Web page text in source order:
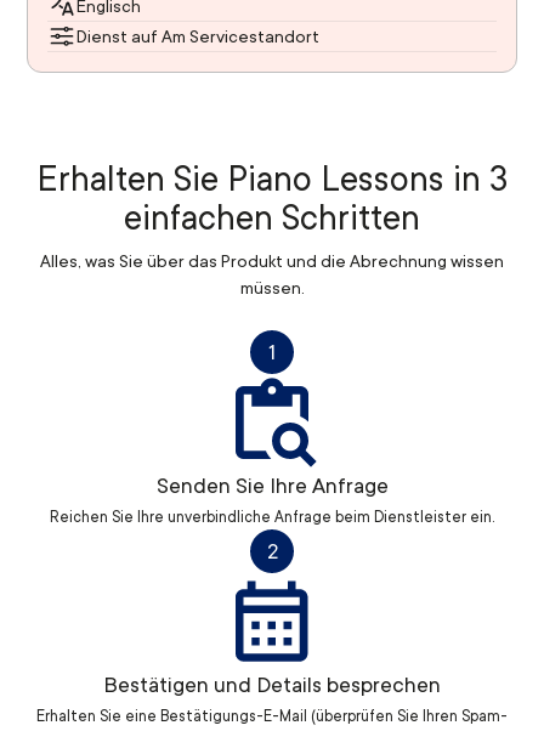
Englisch
Dienst auf Am Servicestandort
Erhalten Sie Piano Lessons in 3
einfachen Schritten
Alles, was Sie über das Produkt und die Abrechnung wissen
müssen.
1
Senden Sie Ihre Anfrage
Reichen Sie Ihre unverbindliche Anfrage beim Dienstleister ein.
2
Bestätigen und Details besprechen
Erhalten Sie eine Bestätigungs-E-Mail (überprüfen Sie Ihren Spam-